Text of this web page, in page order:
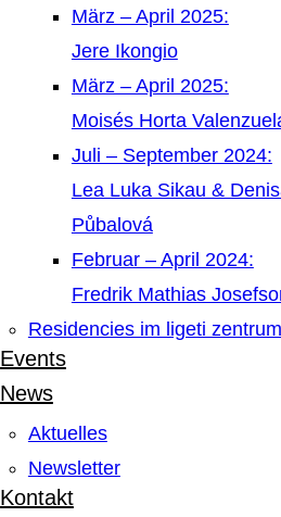
März – April 2025:
Jere Ikongio
März – April 2025:
Moisés Horta
Juli – September 2024:
Lea Luka Sikau &
Půbalová
Februar – April 2024:
Fredrik Mathias
Residencies im ligeti zentrum
Events
News
Aktuelles
Newsletter
Kontakt